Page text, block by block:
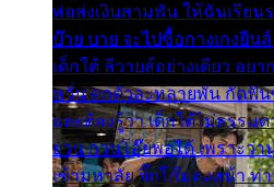
พ่อส่งเงินสามพัน ให้ฉันเรีย
บ๊าย บาย จะไปซื้อกางเกงยีน
เด็กใต้ ลีวายส์อย่างเดียว อย
หวั่น ตกตัวละหลายพัน กัดฟัน
และต้องรู้ว่า เด็กใต้ไม่ธรรม
ยวน กวนโอ๊ยพอได้ เพราะว่า
เข้ามหาลัย จิ๊กโก๊มองหน้า ท่